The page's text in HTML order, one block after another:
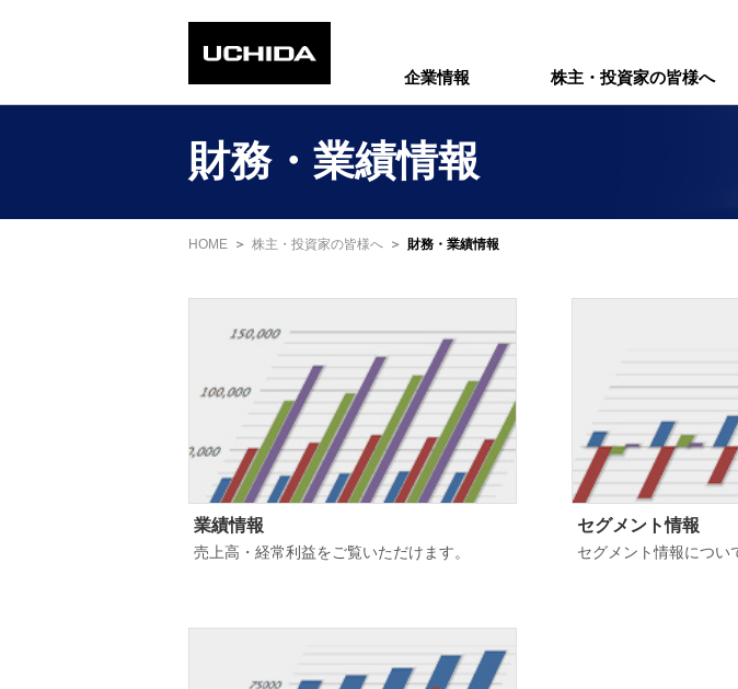
企業情報 株主・投資家の皆様へ
財務・業績情報
HOME 株主・投資家の皆様へ 財務・業績情報
業績情報
売上高・経常利益をご覧いただけます。
セグメント情報
セグメント情報につい